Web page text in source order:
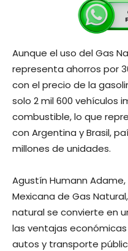
Aunque el uso del Gas
representa ahorros por
con el precio de la
solo 2 mil 600 vehículos
combustible, lo que
con Argentina y Brasil,
millones de unidades.
Agustín Humann
Mexicana de Gas
natural se convierte en
las ventajas
autos y transporte